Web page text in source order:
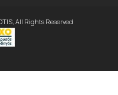
All Rights Reserved